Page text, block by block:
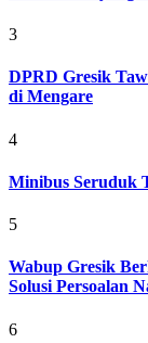
3
DPRD Gresik
di Mengare
4
Minibus Seruduk
5
Wabup Gresik
Solusi Persoalan
6